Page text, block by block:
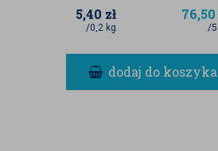
Sałatki i sery:
Posyp
wymieszaj z oliwą z
idealnie komponuje się
5,40 zł
/0,2 kg
76,50
/5
dodaj do koszyka